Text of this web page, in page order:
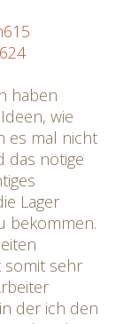
haben
wie
es mal nicht
das nötige
Lager
bekommen.
somit sehr
der ich den